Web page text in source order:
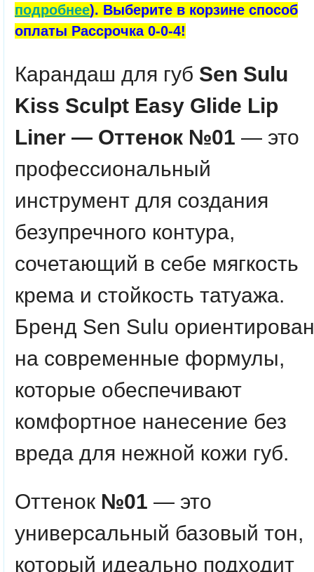
подробнее). Выберите в корзине способ
оплаты Рассрочка 0-0-4!
Карандаш для губ Sen Sulu
Kiss Sculpt Easy Glide Lip
Liner — Оттенок №01 — это
профессиональный
инструмент для создания
безупречного контура,
сочетающий в себе мягкость
крема и стойкость татуажа.
Бренд Sen Sulu ориентирован
на современные формулы,
которые обеспечивают
комфортное нанесение без
вреда для нежной кожи губ.
Оттенок №01 — это
универсальный базовый тон,
который идеально подходит